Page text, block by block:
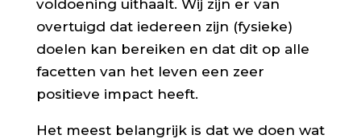
voldoening uithaalt. Wij zijn er van
overtuigd dat iedereen zijn (fysieke)
doelen kan bereiken en dat dit op alle
facetten van het leven een zeer
positieve impact heeft.
Het meest belangrijk is dat we doen wat